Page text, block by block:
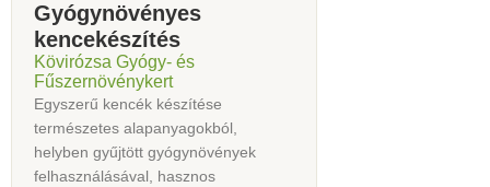
Gyógynövényes
kencekészítés
Kövirózsa Gyógy- és
Fűszernövénykert
Egyszerű kencék készítése
természetes alapanyagokból,
helyben gyűjtött gyógynövények
felhasználásával, hasznos